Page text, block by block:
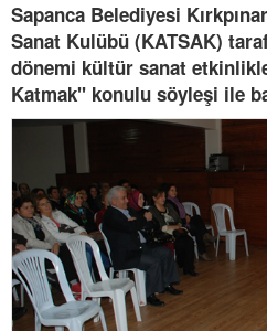
Sapanca Belediyesi
Sanat Kulübü (KATSAK)
dönemi kültür sanat
Katmak" konulu söyleşi ile